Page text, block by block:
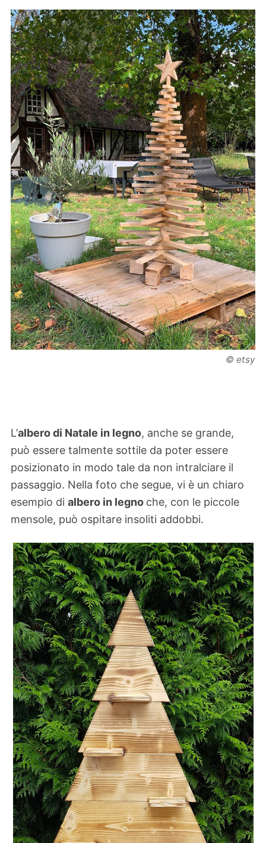
© etsy
L’albero di Natale in legno, anche se grande,
può essere talmente sottile da poter essere
posizionato in modo tale da non intralciare il
passaggio. Nella foto che segue, vi è un chiaro
esempio di albero in legno che, con le piccole
mensole, può ospitare insoliti addobbi.